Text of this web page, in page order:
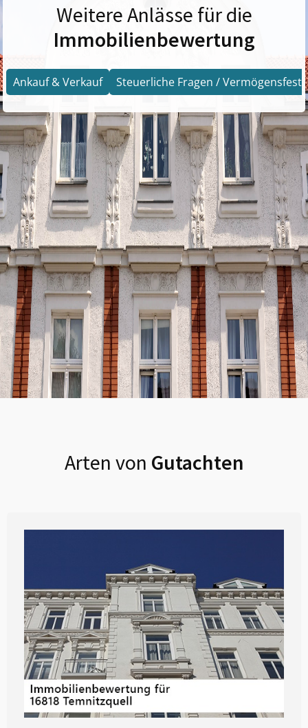
Weitere Anlässe für die
Immobilienbewertung
Ankauf & Verkauf Steuerliche Fragen /
Arten von Gutachten